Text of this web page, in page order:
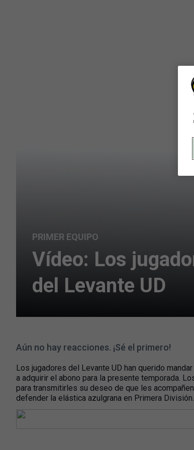
PRIMER EQUIPO
Vídeo: Los
del Levante UD
Aún no hay reacciones. ¡Sé el primero!
Los jugadores del Levante UD han querido
a adquirir el abono para la presente temporada.
para transmitirles su deseo de que les
defender la elástica azulgrana en Primera División.